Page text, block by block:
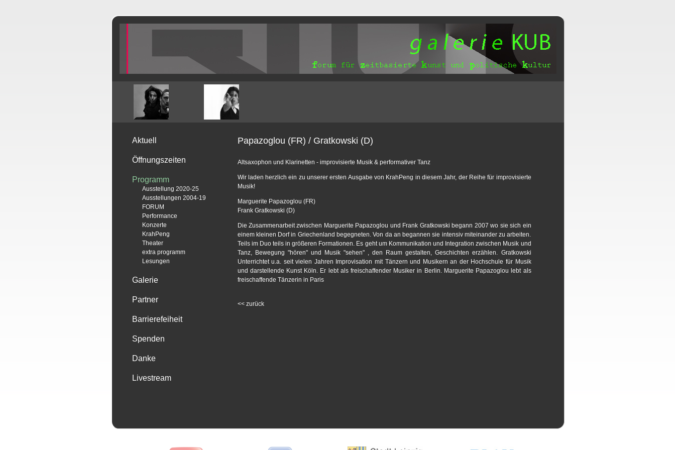
Aktuell
Öffnungszeiten
Programm
Ausstellung 2020-25
Ausstellungen 2004-19
FORUM
Performance
Konzerte
KrahPeng
Theater
extra programm
Lesungen
Galerie
Partner
Barrierefeiheit
Spenden
Danke
Livestream
Papazoglou (FR) / Gratkowski (D)
Altsaxophon und Klarinetten - improvisierte Musik & performativer Tanz
Wir laden herzlich ein zu unserer ersten Ausgabe von KrahPeng in diesem Jahr, der Reihe für improvisierte
Musik!
Marguerite Papazoglou (FR)
Frank Gratkowski (D)
Die Zusammenarbeit zwischen Marguerite Papazoglou und Frank Gratkowski begann 2007 wo sie sich ein
einem kleinen Dorf in Griechenland begegneten. Von da an begannen sie intensiv miteinander zu arbeiten.
Teils im Duo teils in größeren Formationen. Es geht um Kommunikation und Integration zwischen Musik und
Tanz, Bewegung "hören" und Musik "sehen" , den Raum gestalten, Geschichten erzählen. Gratkowski
Unterrichtet u.a. seit vielen Jahren Improvisation mit Tänzern und Musikern an der Hochschule für Musik
und darstellende Kunst Köln. Er lebt als freischaffender Musiker in Berlin. Marguerite Papazoglou lebt als
freischaffende Tänzerin in Paris
<< zurück